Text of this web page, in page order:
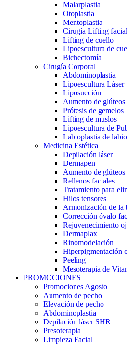
Malarplastia
Otoplastia
Mentoplastia
Cirugía Lifting facial
Lifting de cuello
Lipoescultura de
Bichectomía
Cirugía Corporal
Abdominoplastia
Lipoescultura Láser
Liposucción
Aumento de glúteos
Prótesis de gemelos
Lifting de muslos
Lipoescultura de
Labioplastia de
Medicina Estética
Depilación láser
Dermapen
Aumento de
Rellenos faciales
Tratamiento para
Hilos tensores
Armonización de la
Corrección óvalo
Rejuvenecimiento
Dermaplax
Rinomodelación
Hiperpigmentación
Peeling
Mesoterapia de
PROMOCIONES
Promociones Agosto
Aumento de pecho
Elevación de pecho
Abdominoplastia
Depilación láser SHR
Presoterapia
Limpieza Facial